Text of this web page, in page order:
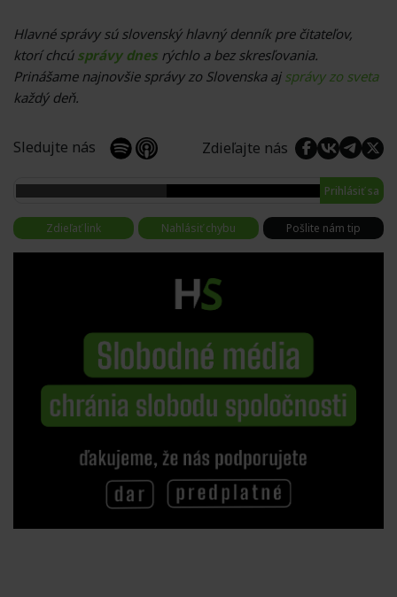
Hlavné správy sú slovenský hlavný denník pre čitateľov,
ktorí chcú správy dnes rýchlo a bez skresľovania.
Prinášame najnovšie správy zo Slovenska aj správy zo sveta
každý deň.
Sledujte nás Zdieľajte nás
Prihlásiť sa
Zdieľať link Nahlásiť chybu Pošlite nám tip